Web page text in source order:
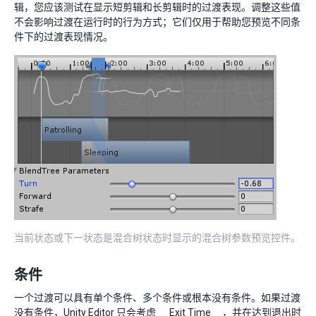
辑，您应该测试在显示短剪辑和长剪辑时的过渡表现。调整这些值
不会影响过渡在运行时的行为方式；它们仅用于帮助您预览不同条
件下的过渡表现情况。
当前状态或下一状态是混合树状态时显示的混合树参数预览控件。
条件
一个过渡可以具有单个条件、多个条件或根本没有条件。如果过渡
没有条件，Unity Editor 只会考虑 __Exit Time__，并在达到退出时